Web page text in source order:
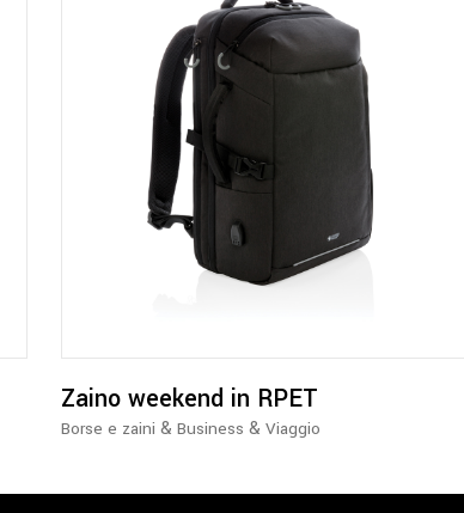
Zaino weekend in RPET
Borse e zaini & Business & Viaggio